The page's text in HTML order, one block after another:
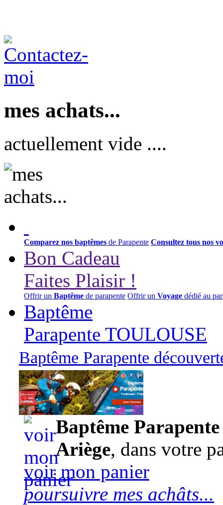
mes achats...
actuellement vide ....
Comparez nos baptêmes de Parapente Consultez tous nos
Bon Cadeau
Faites Plaisir !
Offrir un Baptême de parapente Offrir un Voyage dédié au
Baptême
Parapente TOULOUSE
Baptême Parapente
95,00 euros
Baptême
Ariège, dans votre
voir mon panier
poursuivre mes achâts...